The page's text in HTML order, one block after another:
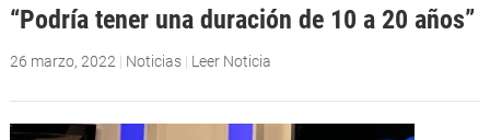
“Podría tener una duración de 10 a 20 años”
26 marzo, 2022 | Noticias | Leer Noticia